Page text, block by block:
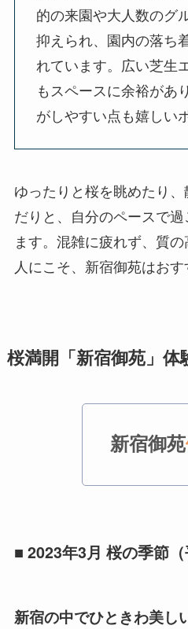
的の来園や大人数のグ
抑えられ、園内の落ち
れています。広い芝生
もスペースに余裕があ
がしやすい点も嬉しい
ゆったりと桜を眺めたり
だりと、自分のペースで
ます。混雑に疲れず、質
人にこそ、新宿御苑はおす
桜満開「新宿御苑」体
新宿御苑
■ 2023年3月 桜の季節（
新宿の中でひときわ美し